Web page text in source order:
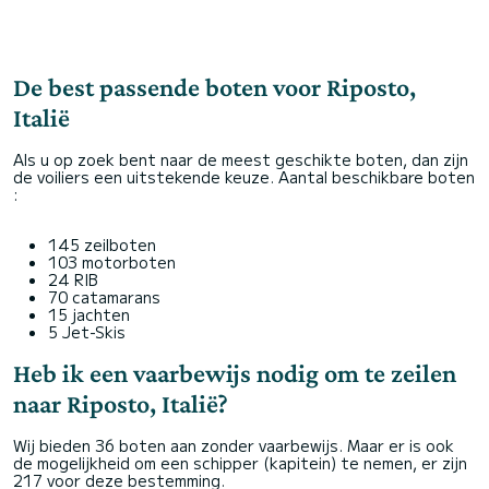
De best passende boten voor Riposto,
Italië
Als u op zoek bent naar de meest geschikte boten, dan zijn
de voiliers een uitstekende keuze. Aantal beschikbare boten
:
145 zeilboten
103 motorboten
24 RIB
70 catamarans
15 jachten
5 Jet-Skis
Heb ik een vaarbewijs nodig om te zeilen
naar Riposto, Italië?
Wij bieden 36 boten aan zonder vaarbewijs. Maar er is ook
de mogelijkheid om een schipper (kapitein) te nemen, er zijn
217 voor deze bestemming.